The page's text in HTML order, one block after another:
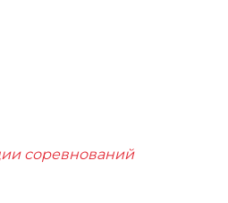
соревнований